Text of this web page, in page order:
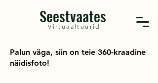
Seestvaates
Virtuaaltuurid
Palun väga, siin on teie 360-kraadine
näidisfoto!